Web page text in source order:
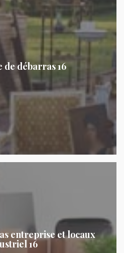
débarras 16
entreprise et locaux
16